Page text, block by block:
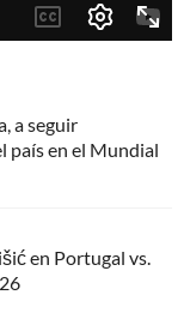
a seguir
país en el Mundial
en Portugal vs.